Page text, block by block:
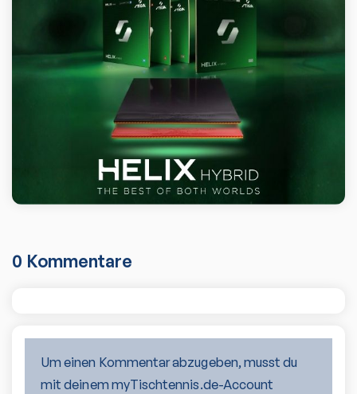
0 Kommentare
Um einen Kommentar abzugeben, musst du
mit deinem myTischtennis.de-Account